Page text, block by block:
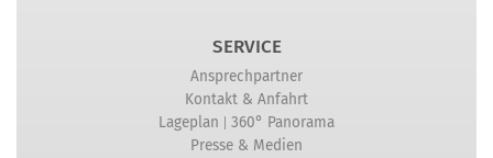
SERVICE
Ansprechpartner
Kontakt & Anfahrt
Lageplan | 360° Panorama
Presse & Medien